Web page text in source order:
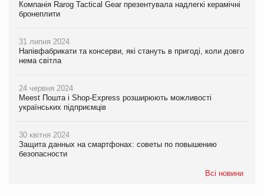
Компанія Rarog Tactical Gear презентувала надлегкі керамічні
бронеплити
31 липня 2024
Напівфабрикати та консерви, які стануть в пригоді, коли довго
нема світла
24 червня 2024
Meest Пошта і Shop-Express розширюють можливості
українських підприємців
30 квітня 2024
Защита данных на смартфонах: советы по повышению
безопасности
Всі новини